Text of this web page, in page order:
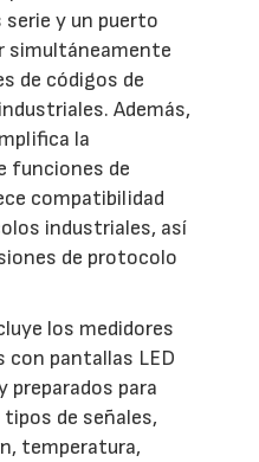
y un puerto
simultáneamente
de códigos de
Además,
la
funciones de
compatibilidad
industriales, así
de protocolo
los medidores
con pantallas LED
preparados para
de señales,
temperatura,